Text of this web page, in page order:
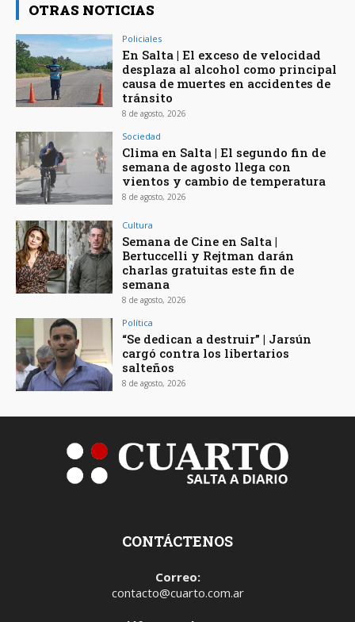
OTRAS NOTICIAS
Policiales
En Salta | El exceso de velocidad
desplaza al alcohol como principal
causa de muertes en accidentes de
tránsito
8 de agosto, 2026
Sociedad
Clima en Salta | El segundo fin de
semana de agosto llega con
vientos y cambio de temperatura
8 de agosto, 2026
Cultura
Semana de Cine en Salta |
Bertuccelli y Rejtman darán
charlas gratuitas este fin de
semana
8 de agosto, 2026
Política
“Se dedican a destruir” | Jarsún
cargó contra los libertarios
salteños
8 de agosto, 2026
CONTÁCTENOS
Correo:
contacto@cuarto.com.ar